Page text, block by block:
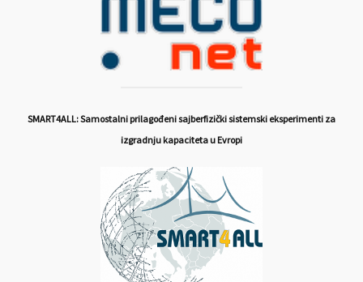
SMART4ALL: Samostalni prilagođeni sajberfizički sistemski eksperimenti za
izgradnju kapaciteta u Evropi